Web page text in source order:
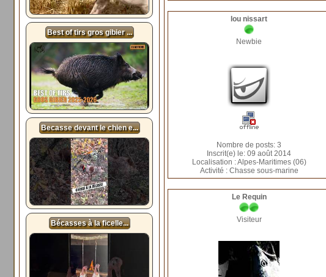
Best of tirs gros gibier ...
Becasse devant le chien e...
Bécasses à la ficelle...
lou nissart
Newbie
Nombre de posts: 3
Inscrit(e) le: 09 août 2014
Localisation : Alpes-Maritimes (06)
Activité : Chasse sous-marine
Le Requin
Visiteur